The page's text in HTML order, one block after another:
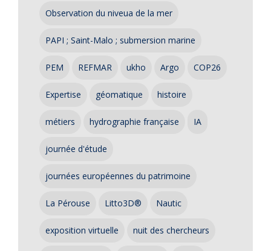
Observation du niveua de la mer
PAPI ; Saint-Malo ; submersion marine
PEM REFMAR ukho Argo COP26
Expertise géomatique histoire
métiers hydrographie française IA
journée d'étude
journées européennes du patrimoine
La Pérouse Litto3D® Nautic
exposition virtuelle nuit des chercheurs